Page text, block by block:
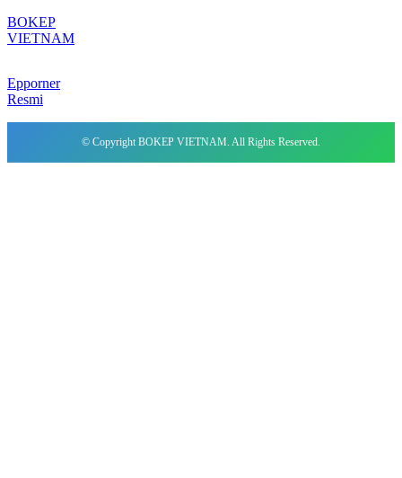
BOKEP
VIETNAM
Epporner
Resmi
© Copyright BOKEP VIETNAM. All Rights Reserved.